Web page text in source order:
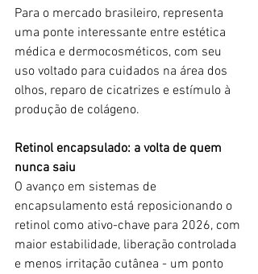
Para o mercado brasileiro, representa
uma ponte interessante entre estética
médica e dermocosméticos, com seu
uso voltado para cuidados na área dos
olhos, reparo de cicatrizes e estímulo à
produção de colágeno.
Retinol encapsulado: a volta de quem
nunca saiu
O avanço em sistemas de
encapsulamento está reposicionando o
retinol como ativo-chave para 2026, com
maior estabilidade, liberação controlada
e menos irritação cutânea - um ponto